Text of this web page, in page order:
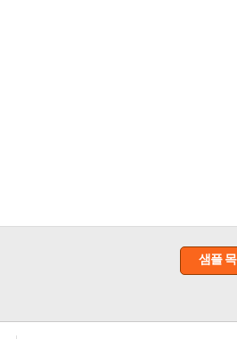
샘플 목